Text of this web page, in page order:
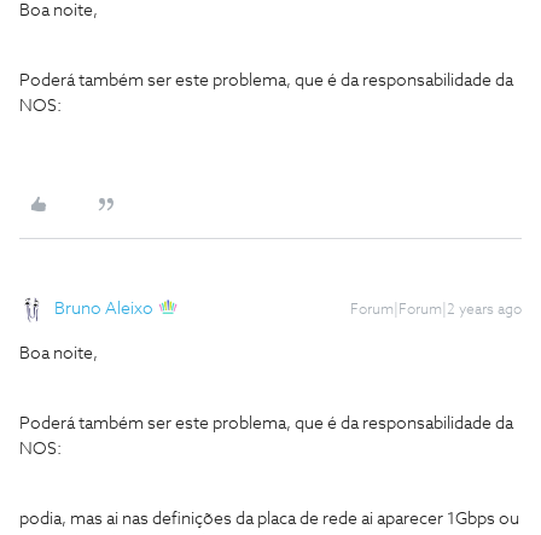
Boa noite,
Poderá também ser este problema, que é da responsabilidade da
NOS:
Bruno Aleixo Forum|Forum|2 years ago
Boa noite,
Poderá também ser este problema, que é da responsabilidade da
NOS:
podia, mas ai nas definições da placa de rede ai aparecer 1Gbps ou